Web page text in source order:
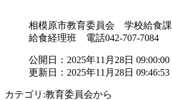
相模原市教育委員会 学校給食課
給食経理班 電話042-707-7084
公開日：2025年11月28日 09:00:00
更新日：2025年11月28日 09:46:53
カテゴリ:教育委員会から